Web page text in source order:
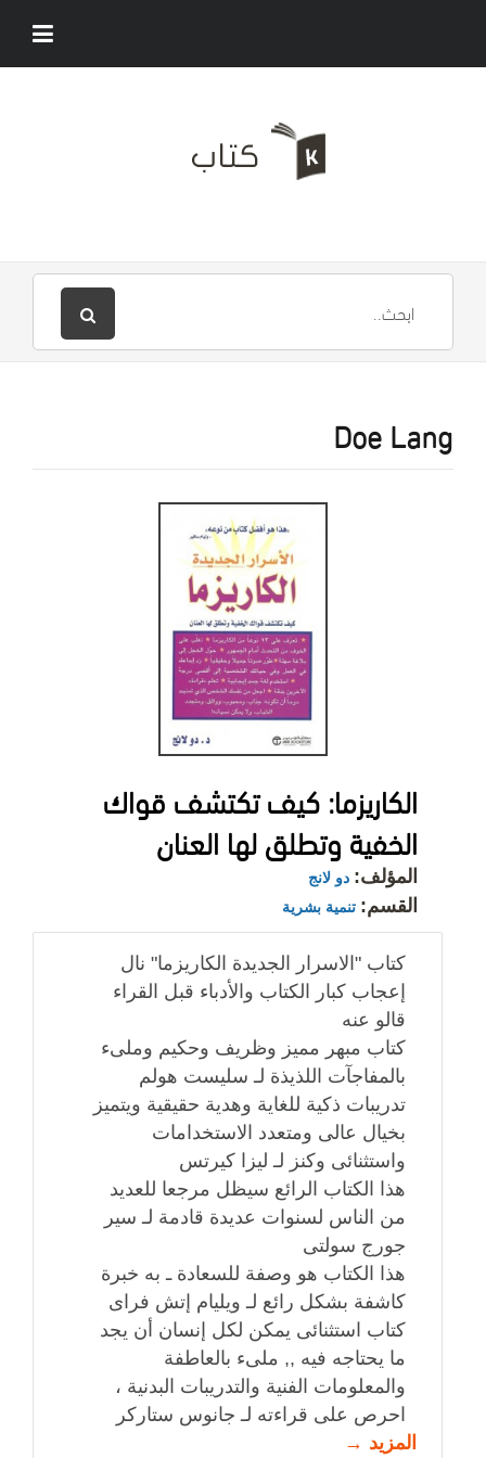
Doe Lang
الكاريزما: كيف تكتشف قواك
الخفية وتطلق لها العنان
المؤلف: دو لانج
القسم: تنمية بشرية
كتاب "الاسرار الجديدة الكاريزما" نال
إعجاب كبار الكتاب والأدباء قبل القراء
قالو عنه
كتاب مبهر مميز وظريف وحكيم وملىء
بالمفاجآت اللذيذة لـ سليست هولم
تدريبات ذكية للغاية وهدية حقيقية ويتميز
بخيال عالى ومتعدد الاستخدامات
واستثنائى وكنز لـ ليزا كيرتس
هذا الكتاب الرائع سيظل مرجعا للعديد
من الناس لسنوات عديدة قادمة لـ سير
جورج سولتى
هذا الكتاب هو وصفة للسعادة ـ به خبرة
كاشفة بشكل رائع لـ ويليام إتش فراى
كتاب استثنائى يمكن لكل إنسان أن يجد
ما يحتاجه فيه ,, ملىء بالعاطفة
والمعلومات الفنية والتدريبات البدنية ،
احرص على قراءته لـ جانوس ستاركر
المزيد →